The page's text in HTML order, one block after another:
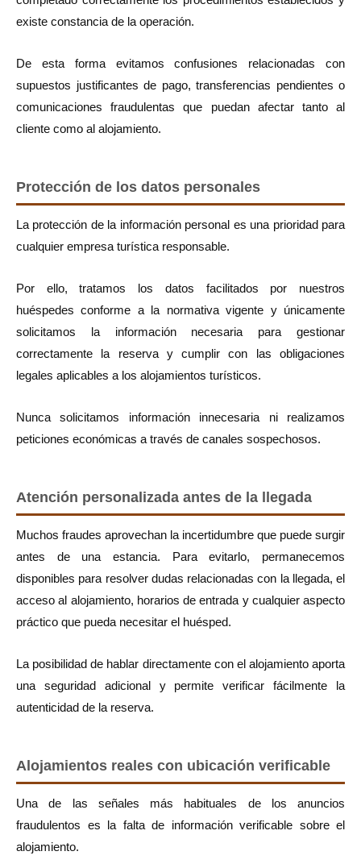
existe constancia de la operación.
De esta forma evitamos confusiones relacionadas con
supuestos justificantes de pago, transferencias pendientes o
comunicaciones fraudulentas que puedan afectar tanto al
cliente como al alojamiento.
Protección de los datos personales
La protección de la información personal es una prioridad para
cualquier empresa turística responsable.
Por ello, tratamos los datos facilitados por nuestros
huéspedes conforme a la normativa vigente y únicamente
solicitamos la información necesaria para gestionar
correctamente la reserva y cumplir con las obligaciones
legales aplicables a los alojamientos turísticos.
Nunca solicitamos información innecesaria ni realizamos
peticiones económicas a través de canales sospechosos.
Atención personalizada antes de la llegada
Muchos fraudes aprovechan la incertidumbre que puede surgir
antes de una estancia. Para evitarlo, permanecemos
disponibles para resolver dudas relacionadas con la llegada, el
acceso al alojamiento, horarios de entrada y cualquier aspecto
práctico que pueda necesitar el huésped.
La posibilidad de hablar directamente con el alojamiento aporta
una seguridad adicional y permite verificar fácilmente la
autenticidad de la reserva.
Alojamientos reales con ubicación verificable
Una de las señales más habituales de los anuncios
fraudulentos es la falta de información verificable sobre el
alojamiento.